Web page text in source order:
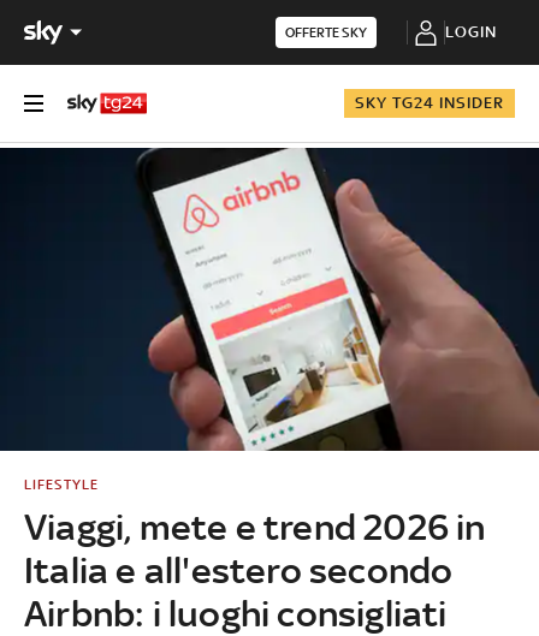
OFFERTE SKY LOGIN
SKY TG24 INSIDER
Viaggi, mete e trend 2026 in
Italia e all'estero secondo
Airbnb: i luoghi consigliati
LIFESTYLE